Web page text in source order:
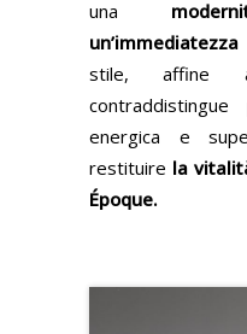
una
stile, affine
energica e
restituire la
Époque.